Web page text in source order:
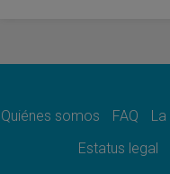
el
Quiénes somos FAQ
Estatus legal